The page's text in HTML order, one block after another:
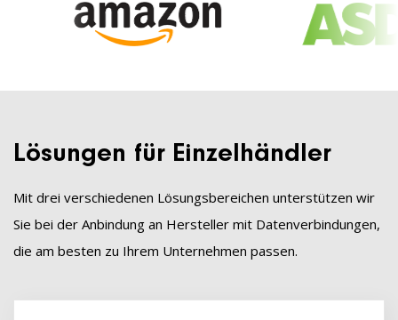
Lösungen für Einzelhändler
Mit drei verschiedenen Lösungsbereichen unterstützen wir
Sie bei der Anbindung an Hersteller mit Datenverbindungen,
die am besten zu Ihrem Unternehmen passen.